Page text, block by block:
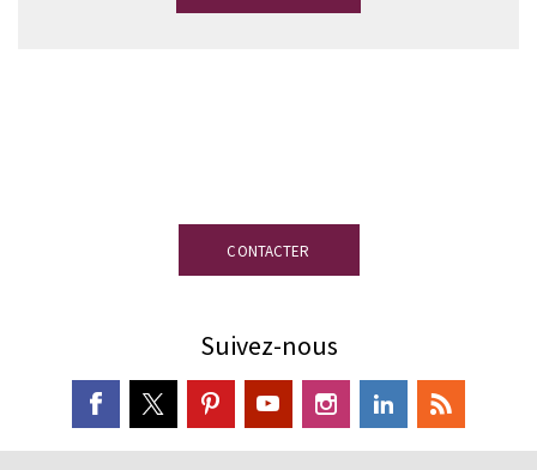
CONTACTER
Suivez-nous